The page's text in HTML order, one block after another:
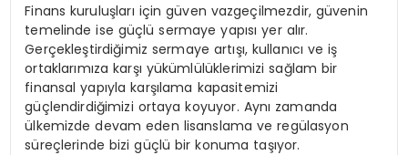
Finans kuruluşları için güven vazgeçilmezdir, güvenin
temelinde ise güçlü sermaye yapısı yer alır.
Gerçekleştirdiğimiz sermaye artışı, kullanıcı ve iş
ortaklarımıza karşı yükümlülüklerimizi sağlam bir
finansal yapıyla karşılama kapasitemizi
güçlendirdiğimizi ortaya koyuyor. Aynı zamanda
ülkemizde devam eden lisanslama ve regülasyon
süreçlerinde bizi güçlü bir konuma taşıyor.